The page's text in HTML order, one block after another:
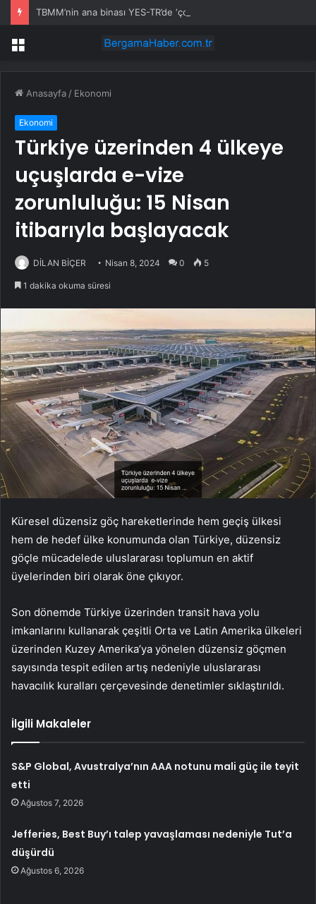
Menü
Anasayfa / Ekonomi
Ekonomi
Türkiye üzerinden 4 ülkeye
uçuşlarda e-vize
zorunluluğu: 15 Nisan
itibarıyla başlayacak
DİLAN BİÇER Nisan 8, 2024 0 5
1 dakika okuma süresi
Küresel düzensiz göç hareketlerinde hem geçiş ülkesi
hem de hedef ülke konumunda olan Türkiye, düzensiz
göçle mücadelede uluslararası toplumun en aktif
üyelerinden biri olarak öne çıkıyor.
Son dönemde Türkiye üzerinden transit hava yolu
imkanlarını kullanarak çeşitli Orta ve Latin Amerika ülkeleri
üzerinden Kuzey Amerika’ya yönelen düzensiz göçmen
sayısında tespit edilen artış nedeniyle uluslararası
havacılık kuralları çerçevesinde denetimler sıklaştırıldı.
İlgili Makaleler
S&P Global, Avustralya’nın AAA notunu mali güç ile teyit
etti
Ağustos 7, 2026
Jefferies, Best Buy’ı talep yavaşlaması nedeniyle Tut’a
düşürdü
Ağustos 6, 2026